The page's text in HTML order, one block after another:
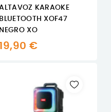
KARAOKE
BLUETOOTH XOF47
NEGRO XO
€